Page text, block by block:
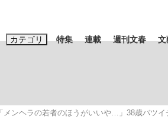
カテゴリ 特集 連載 週刊文春 文
のキーワードタグ一覧
メンヘラの若者のほうがいいや…」38歳バツ